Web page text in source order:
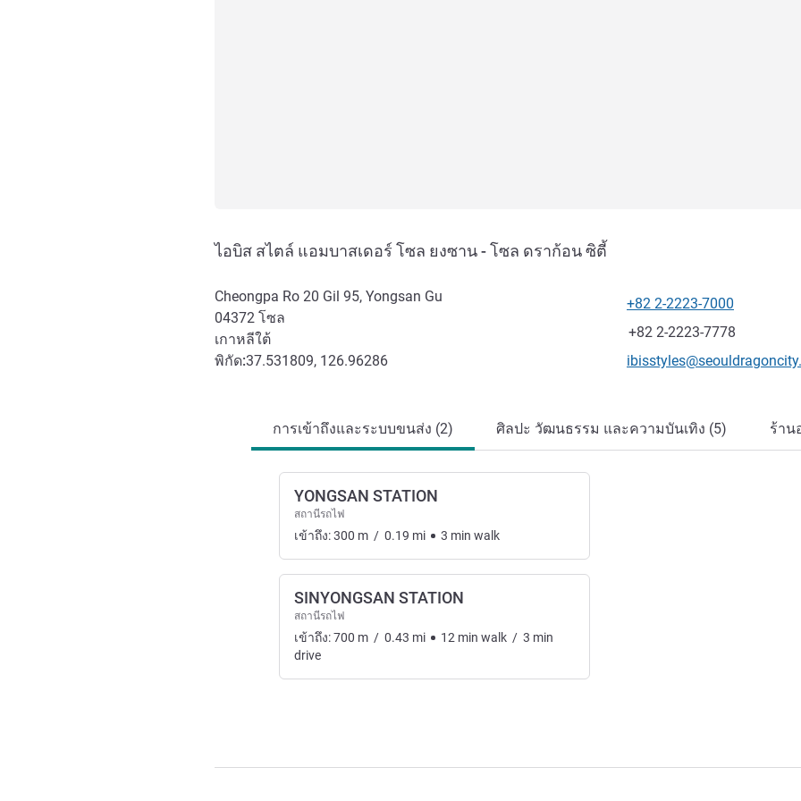
ไอบิส สไตล์ แอมบาสเดอร์ โซล ยงซาน - โซล ดราก้อน ซิตี้
Cheongpa Ro 20 Gil 95, Yongsan Gu
04372 โซล
เกาหลีใต้
พิกัด:37.531809, 126.96286
โทรศัพท์
+82 2-2223-7000
แฟกซ์
+82 2-2223-7778
อีเมลติดต่อ
การเข้าถึงและระบบขนส่ง (2) ศิลปะ วัฒนธรรม และความบันเทิง (5) ร้าน
YONGSAN STATION
สถานีรถไฟ
เข้าถึง:300 m / 0.19 mi 3 min walk
SINYONGSAN STATION
สถานีรถไฟ
เข้าถึง:700 m / 0.43 mi 12 min walk / 3 min
drive